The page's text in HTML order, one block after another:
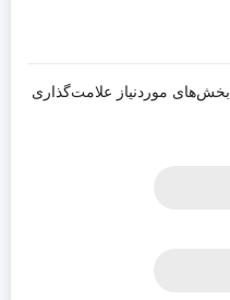
بخش‌های موردنیاز علامت‌گذاری